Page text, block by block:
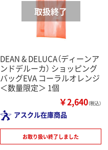
DEAN & DELUCA（ディーンア
ンドデルーカ） ショッピング
バッグEVA コーラルオレンジ
＜数量限定＞ 1個
￥2,640（税込）
アスクル在庫商品
お取り扱い終了しました